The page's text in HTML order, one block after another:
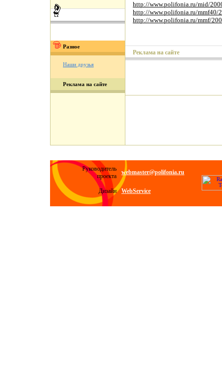
Разное
Наши друзья
Реклама на сайте
http://www.polifonia.ru/mid/
http://www.polifonia.ru/mmf40/
http://www.polifonia.ru/mmf/
Реклама на сайте
Руководитель
проекта
webmaster@polifonia.ru
Дизайн WebService